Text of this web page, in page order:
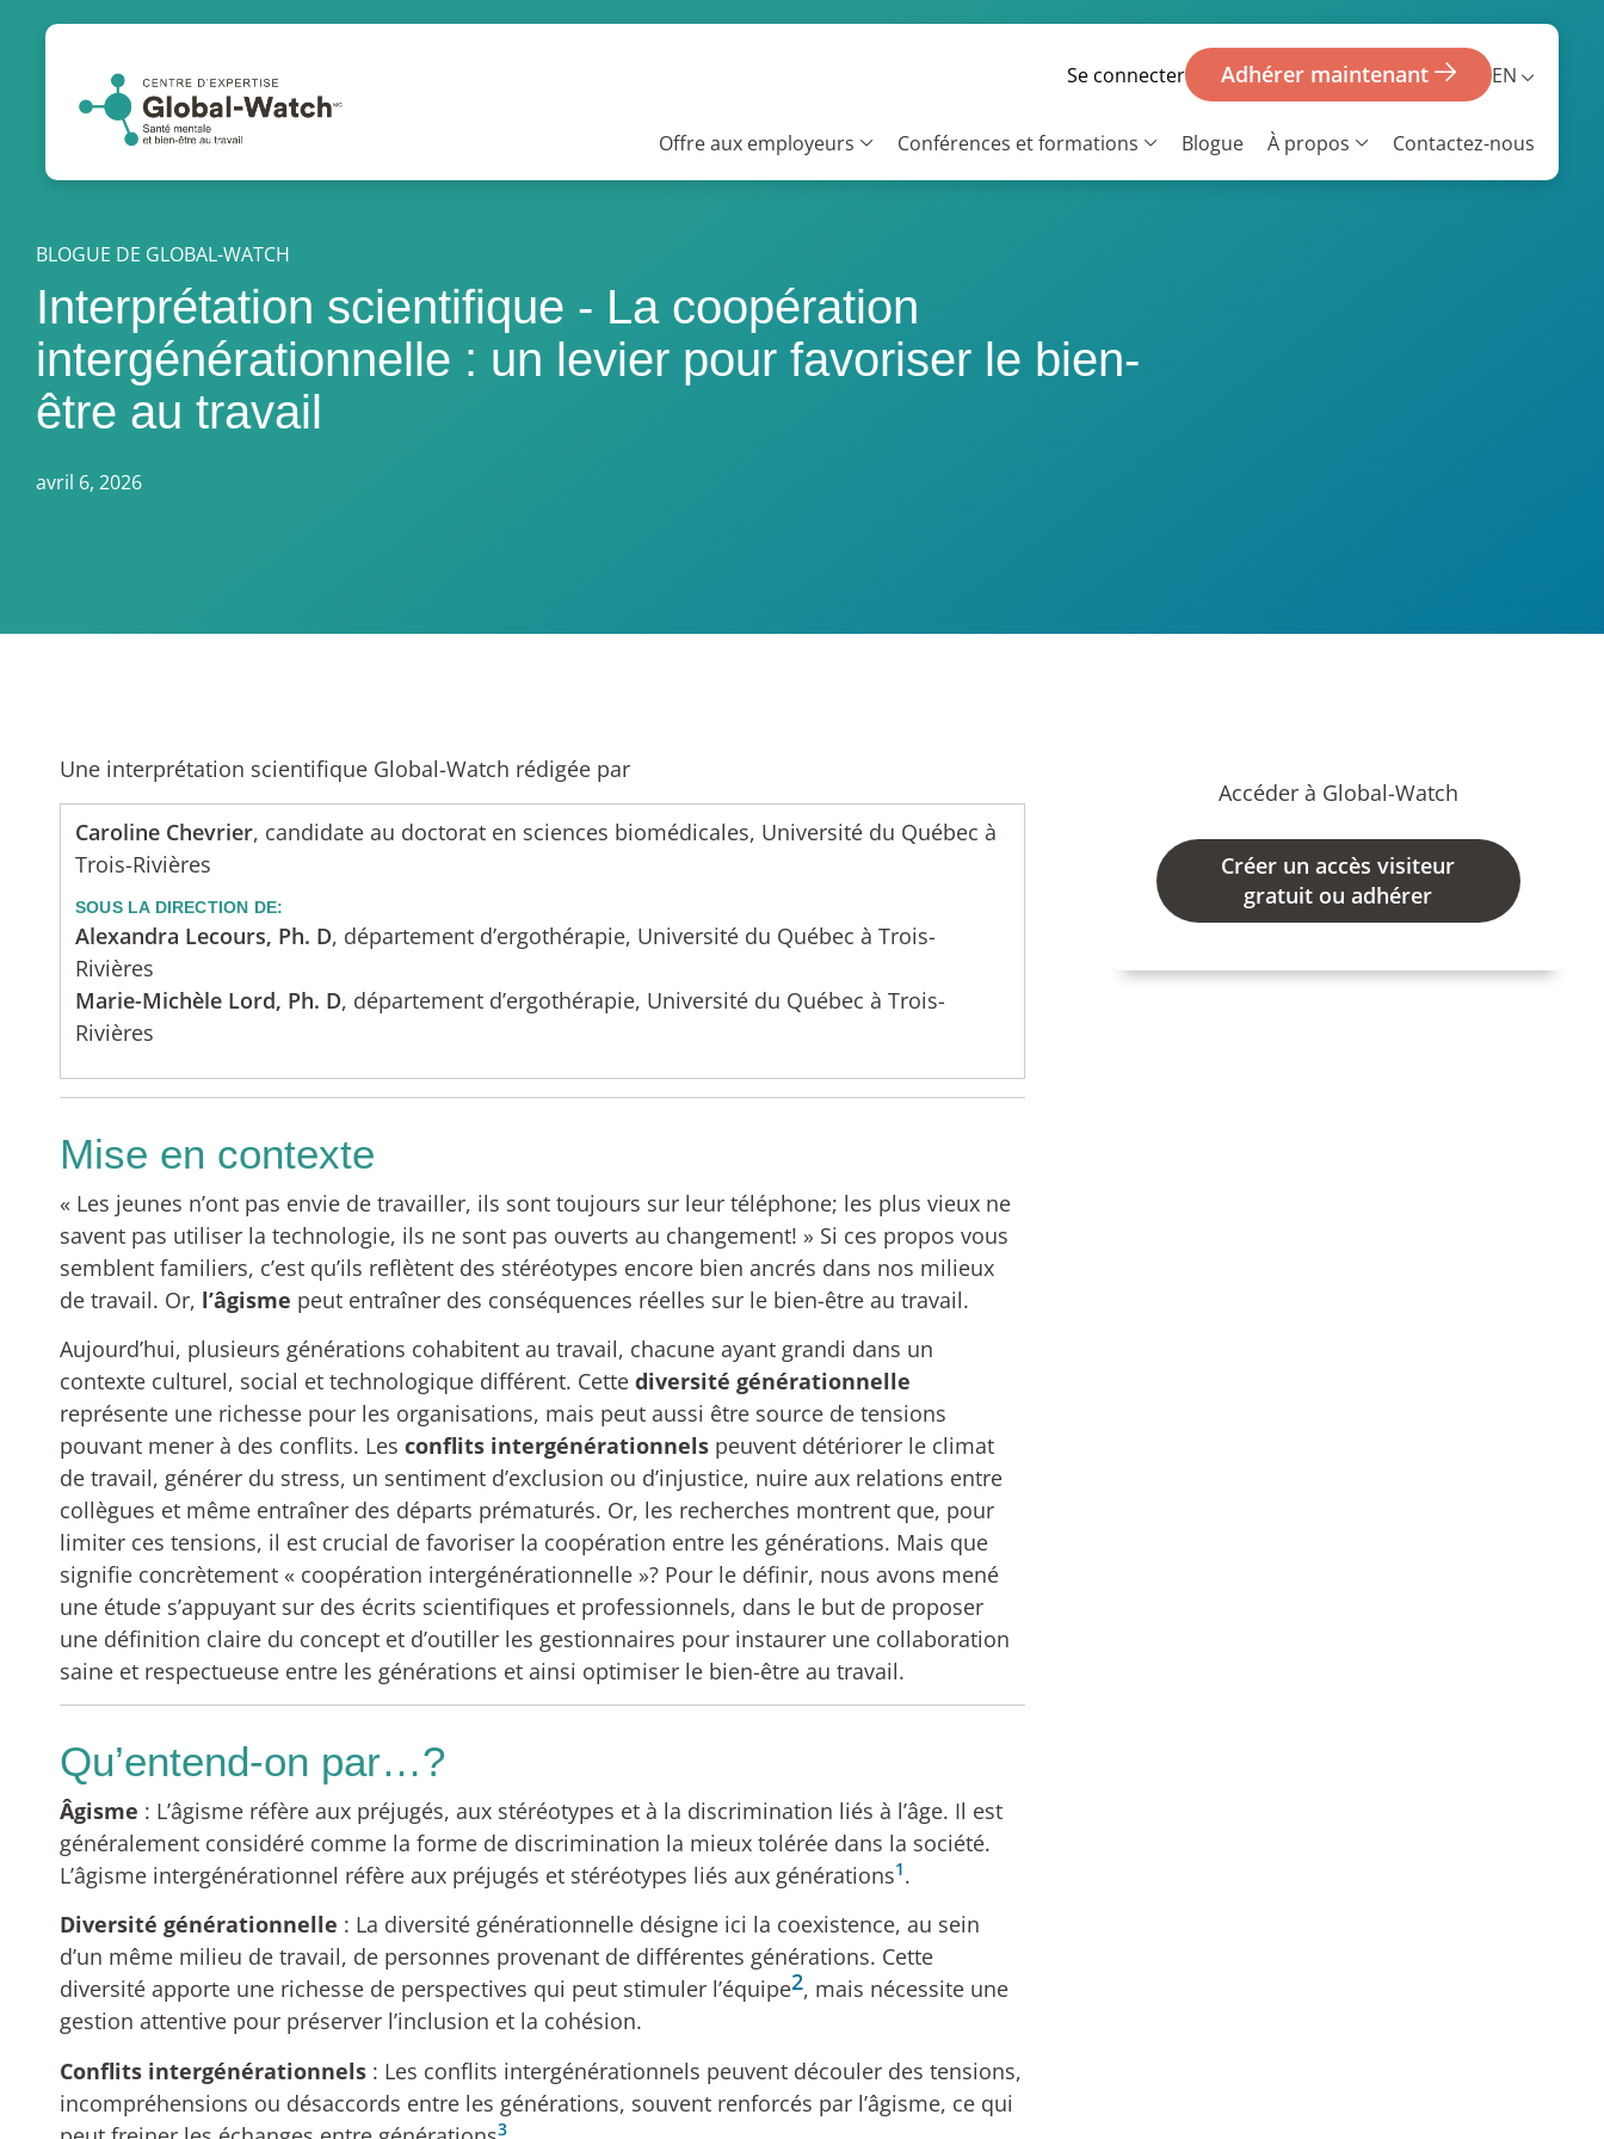
Se connecter Adhérer maintenant EN
Offre aux employeurs Conférences et formations Blogue À propos Contactez-nous
BLOGUE DE GLOBAL-WATCH
Interprétation scientifique - La coopération
intergénérationnelle : un levier pour favoriser le bien-
être au travail
avril 6, 2026
Une interprétation scientifique Global-Watch rédigée par
Caroline Chevrier, candidate au doctorat en sciences biomédicales, Université du Québec à
Trois-Rivières
SOUS LA DIRECTION DE:
Alexandra Lecours, Ph. D, département d’ergothérapie, Université du Québec à Trois-
Rivières
Marie-Michèle Lord, Ph. D, département d’ergothérapie, Université du Québec à Trois-
Rivières
mise en contexte
« Les jeunes n’ont pas envie de travailler, ils sont toujours sur leur téléphone; les plus vieux ne
savent pas utiliser la technologie, ils ne sont pas ouverts au changement! » Si ces propos vous
semblent familiers, c’est qu’ils reflètent des stéréotypes encore bien ancrés dans nos milieux
de travail. Or, l’âgisme peut entraîner des conséquences réelles sur le bien-être au travail.
Aujourd’hui, plusieurs générations cohabitent au travail, chacune ayant grandi dans un
contexte culturel, social et technologique différent. Cette diversité générationnelle
représente une richesse pour les organisations, mais peut aussi être source de tensions
pouvant mener à des conflits. Les conflits intergénérationnels peuvent détériorer le climat
de travail, générer du stress, un sentiment d’exclusion ou d’injustice, nuire aux relations entre
collègues et même entraîner des départs prématurés. Or, les recherches montrent que, pour
limiter ces tensions, il est crucial de favoriser la coopération entre les générations. Mais que
signifie concrètement « coopération intergénérationnelle »? Pour le définir, nous avons mené
une étude s’appuyant sur des écrits scientifiques et professionnels, dans le but de proposer
une définition claire du concept et d’outiller les gestionnaires pour instaurer une collaboration
saine et respectueuse entre les générations et ainsi optimiser le bien-être au travail.
qu’entend-on par…?
Âgisme : L’âgisme réfère aux préjugés, aux stéréotypes et à la discrimination liés à l’âge. Il est
généralement considéré comme la forme de discrimination la mieux tolérée dans la société.
L’âgisme intergénérationnel réfère aux préjugés et stéréotypes liés aux générations1.
Diversité générationnelle : La diversité générationnelle désigne ici la coexistence, au sein
d’un même milieu de travail, de personnes provenant de différentes générations. Cette
diversité apporte une richesse de perspectives qui peut stimuler l’équipe2, mais nécessite une
gestion attentive pour préserver l’inclusion et la cohésion.
Conflits intergénérationnels : Les conflits intergénérationnels peuvent découler des tensions,
incompréhensions ou désaccords entre les générations, souvent renforcés par l’âgisme, ce qui
3
Accéder à Global-Watch
Créer un accès visiteur
gratuit ou adhérer